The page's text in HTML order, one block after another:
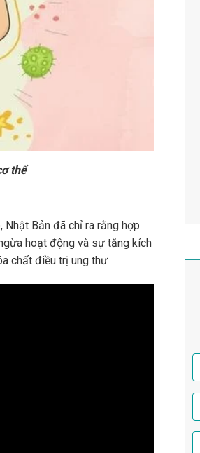
thể
Bản đã chỉ ra rằng hợp
hoạt động và sự tăng kích
chất điều trị ung thư